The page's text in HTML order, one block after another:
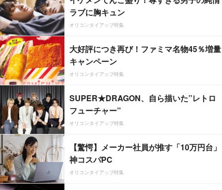
ラブに胸キュン
オリコンタイアップ特集
大好評につき再び！ファミマ名物45％増量
キャンペーン
オリコンタイアップ特集
SUPER★DRAGON、自ら描いた”レトロ
フューチャー”
オリコンタイアップ特集
【驚愕】メーカー社員が推す「10万円台」
神コスパPC
オリコンタイアップ特集